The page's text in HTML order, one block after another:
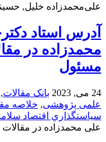
علی‌محمدزاده خلیل,
آدرس استاد
محمدزاده در
مسئول
24 می, 2023 بانک مقالات,
علمی پژوهشی, خلاصه
سياستگذاري اقتصاد
علی محمدزاده در